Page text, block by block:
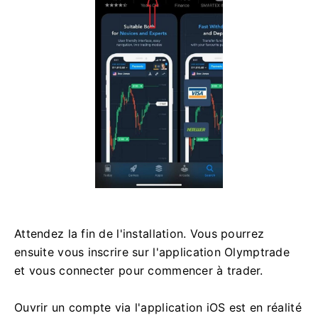
Attendez la fin de l'installation. Vous pourrez
ensuite vous inscrire sur l'application Olymptrade
et vous connecter pour commencer à trader.
Ouvrir un compte via l'application iOS est en réalité